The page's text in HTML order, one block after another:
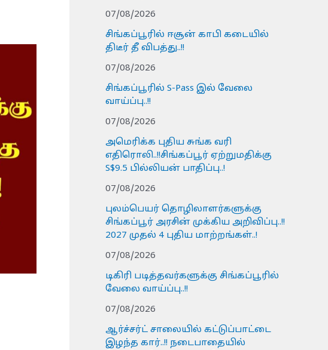
07/08/2026
சிங்கப்பூரில் ஈசூன் காபி கடையில்
திடீர் தீ விபத்து..!!
07/08/2026
சிங்கப்பூரில் S-Pass இல் வேலை
வாய்ப்பு..!!
07/08/2026
அமெரிக்க புதிய சுங்க வரி
எதிரொலி..!!சிங்கப்பூர் ஏற்றுமதிக்கு
S$9.5 பில்லியன் பாதிப்பு..!
07/08/2026
புலம்பெயர் தொழிலாளர்களுக்கு
சிங்கப்பூர் அரசின் முக்கிய அறிவிப்பு..!!
2027 முதல் 4 புதிய மாற்றங்கள்..!
07/08/2026
டிகிரி படித்தவர்களுக்கு சிங்கப்பூரில்
வேலை வாய்ப்பு..!!
07/08/2026
ஆர்ச்சர்ட் சாலையில் கட்டுப்பாட்டை
இழந்த கார்..!! நடைபாதையில்